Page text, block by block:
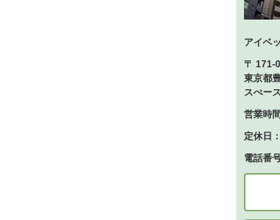
アイベ
〒 171-
東京都
スぺー
営業時
定休日
電話番